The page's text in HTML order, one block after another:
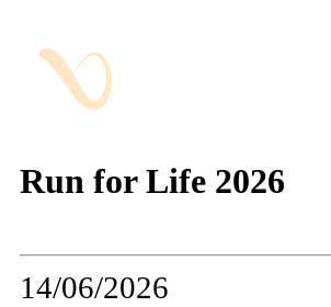
Run for Life 2026
14/06/2026